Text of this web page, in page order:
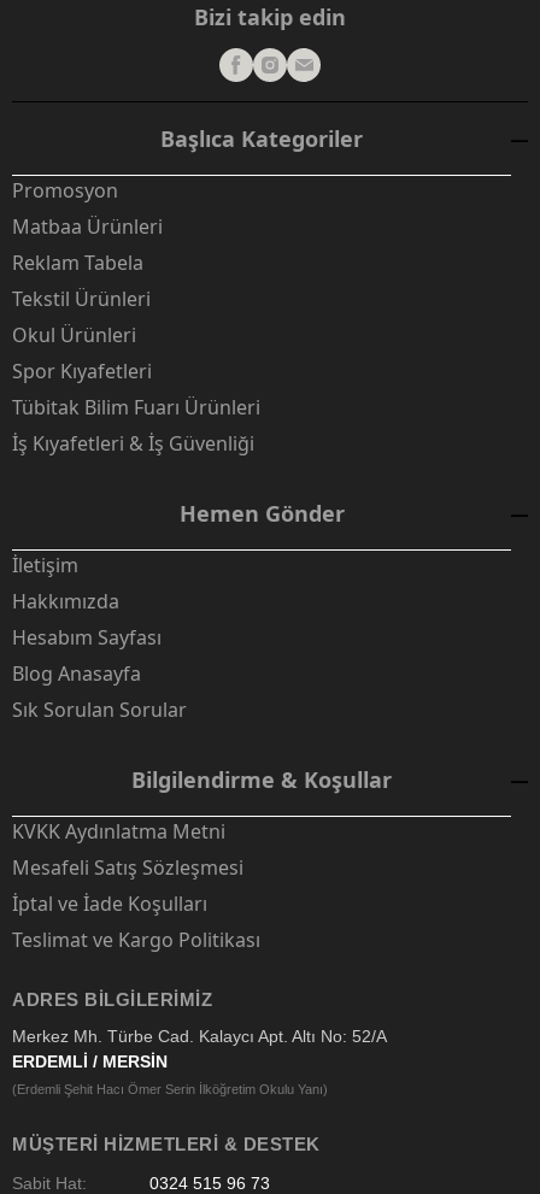
Bizi takip edin
Başlıca Kategoriler
Promosyon
Matbaa Ürünleri
Reklam Tabela
Tekstil Ürünleri
Okul Ürünleri
Spor Kıyafetleri
Tübitak Bilim Fuarı Ürünleri
İş Kıyafetleri & İş Güvenliği
Hemen Gönder
İletişim
Hakkımızda
Hesabım Sayfası
Blog Anasayfa
Sık Sorulan Sorular
Bilgilendirme & Koşullar
KVKK Aydınlatma Metni
Mesafeli Satış Sözleşmesi
İptal ve İade Koşulları
Teslimat ve Kargo Politikası
ADRES BILGILERIMIZ
Merkez Mh. Türbe Cad. Kalaycı Apt. Altı No: 52/A
ERDEMLİ / MERSİN
(Erdemli Şehit Hacı Ömer Serin İlköğretim Okulu Yanı)
MÜŞTERI HIZMETLERI & DESTEK
Sabit Hat: 0324 515 96 73